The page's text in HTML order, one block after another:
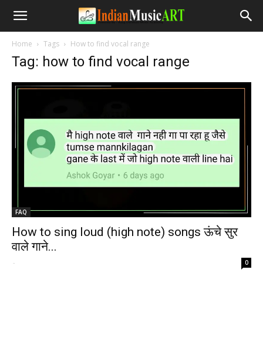
Home Tags How to find vocal range
Tag: how to find vocal range
FAQ
How to sing loud (high note) songs ऊंचे सुर
वाले गाने...
- 0